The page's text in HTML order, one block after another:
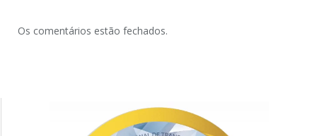
Os comentários estão fechados.